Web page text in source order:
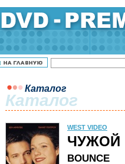
Каталог
Каталог
WEST VIDEO
ЧУЖОЙ
BOUNCE